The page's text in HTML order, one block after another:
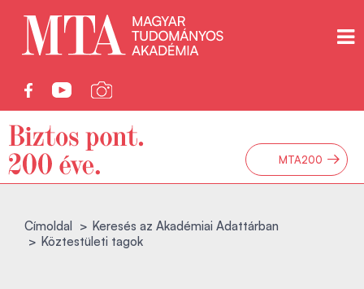
MTA200 →
Címoldal
Keresés az Akadémiai Adattárban
Köztestületi tagok